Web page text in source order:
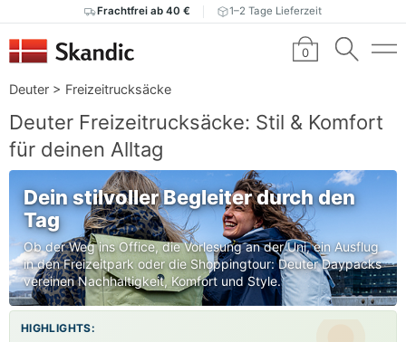
Frachtfrei ab 40 € 1–2 Tage Lieferzeit
0
Deuter > Freizeitrucksäcke
Deuter Freizeitrucksäcke: Stil & Komfort
für deinen Alltag
Dein stilvoller Begleiter durch den
Tag
Ob der Weg ins Office, die Vorlesung an der Uni, ein Ausflug
in den Freizeitpark oder die Shoppingtour: Deuter Daypacks
vereinen Nachhaltigkeit, Komfort und Style.
HIGHLIGHTS: